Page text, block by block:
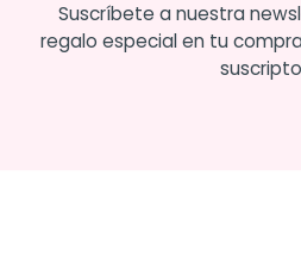
Suscríbete a nuestra
regalo especial en tu